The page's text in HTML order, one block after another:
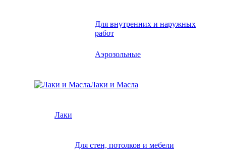
Для внутренних и наружных
работ
Аэрозольные
Лаки и Масла
Лаки
Для стен, потолков и мебели